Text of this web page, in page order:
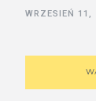
WRZESIEŃ 11,